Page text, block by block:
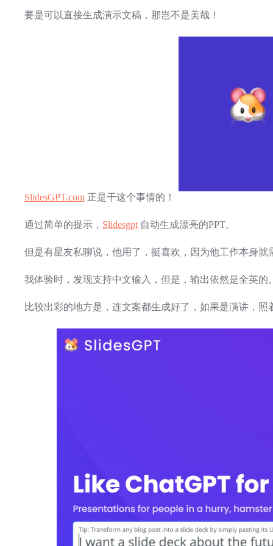
要是可以直接生成演示文稿，那岂不是美哉！
SlidesGPT.com 正是干这个事情的！
通过简单的提示， Slidesgpt 自动生成漂亮的PPT。
但是有星友私聊说，他用了，挺喜欢，因为他工作本身
我体验时，发现支持中文输入，但是，输出依然是全英的
比较出彩的地方是，连文案都生成好了，如果是演讲，照